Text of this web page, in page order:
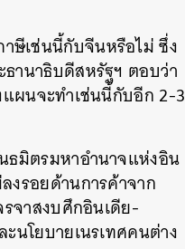
ษีเช่นนี้กับจีนหรือไม่ ซึ่ง
านาธิบดีสหรัฐฯ ตอบว่า
ผนจะทำเช่นนี้กับอีก 2-3
ธมิตรมหาอำนาจแห่งอิน
งรอยด้านการค้าจาก
จาสงบศึกอินเดีย-
นโยบายเนรเทศคนต่าง